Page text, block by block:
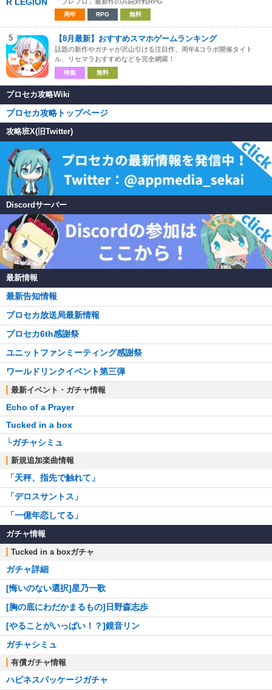
周年 RPG 無料
5 【8月最新】おすすめスマホゲームランキング
話題の新作やガチャが沢山引ける注目作、周年&コラボ開催タイト
ル、リセマラおすすめなどを完全網羅！
特集 無料
プロセカ攻略Wiki
プロセカ攻略トップページ
攻略班X(旧Twitter)
Discordサーバー
最新情報
最新告知情報
プロセカ放送局最新情報
プロセカ6th感謝祭
ユニットファンミーティング感謝祭
ワールドリンクイベント第三弾
最新イベント・ガチャ情報
Echo of a Prayer
Tucked in a box
└ガチャシミュ
新規追加楽曲情報
「天秤、指先で触れて」
「デロスサントス」
「一億年恋してる」
ガチャ情報
Tucked in a boxガチャ
ガチャ詳細
[悔いのない選択]星乃一歌
[胸の底にわだかまるもの]日野森志歩
[やることがいっぱい！？]鏡音リン
ガチャシミュ
有償ガチャ情報
ハピネスパッケージガチャ